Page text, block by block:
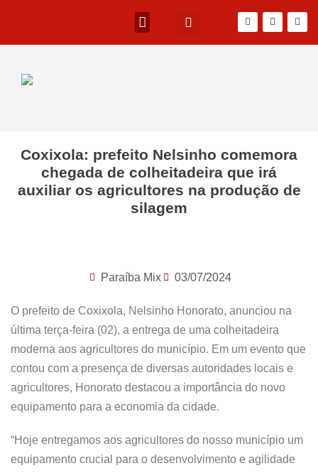
Coxixola: prefeito Nelsinho comemora
chegada de colheitadeira que irá
auxiliar os agricultores na produção de
silagem
Paraíba Mix 03/07/2024
O prefeito de Coxixola, Nelsinho Honorato, anunciou na
última terça-feira (02), a entrega de uma colheitadeira
moderna aos agricultores do município. Em um evento que
contou com a presença de diversas autoridades locais e
agricultores, Honorato destacou a importância do novo
equipamento para a economia da cidade.
“Hoje entregamos aos agricultores do nosso município um
equipamento crucial para o desenvolvimento e agilidade